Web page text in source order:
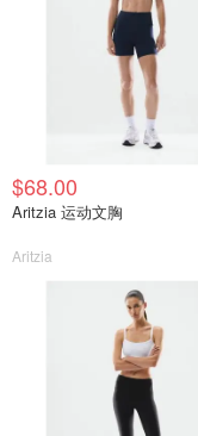
$68.00
Aritzia 运动文胸
Aritzia